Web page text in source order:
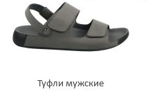
Туфли мужские